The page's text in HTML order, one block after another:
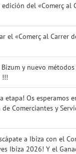
del «Comerç al
el «Comerç al Carrer
y nuevo
!!!
etapa! Os esperamos
de Comerciantes y
a Ibiza con el
Ibiza 2026! Y el